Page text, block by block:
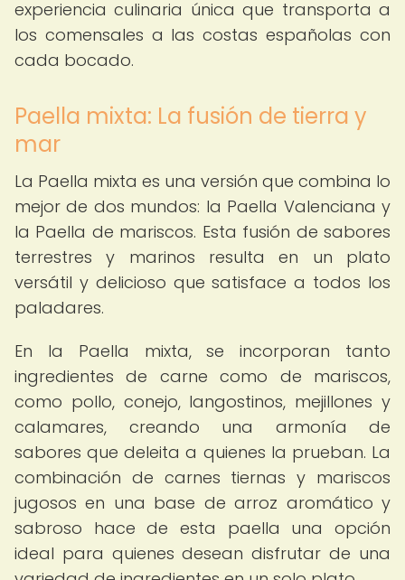
experiencia culinaria única que transporta a
los comensales a las costas españolas con
cada bocado.
Paella mixta: La fusión de tierra y
mar
La Paella mixta es una versión que combina lo
mejor de dos mundos: la Paella Valenciana y
la Paella de mariscos. Esta fusión de sabores
terrestres y marinos resulta en un plato
versátil y delicioso que satisface a todos los
paladares.
En la Paella mixta, se incorporan tanto
ingredientes de carne como de mariscos,
como pollo, conejo, langostinos, mejillones y
calamares, creando una armonía de
sabores que deleita a quienes la prueban. La
combinación de carnes tiernas y mariscos
jugosos en una base de arroz aromático y
sabroso hace de esta paella una opción
ideal para quienes desean disfrutar de una